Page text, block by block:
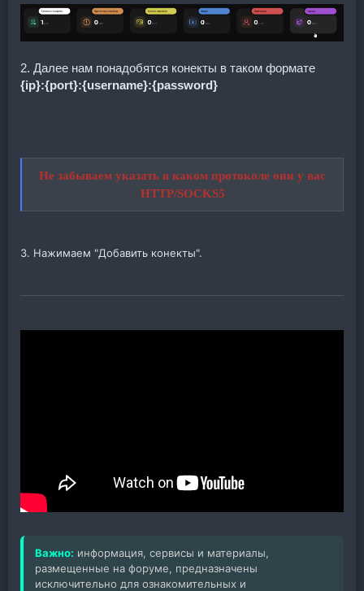
2. Далее нам понадобятся конекты в таком формате
{ip}:{port}:{username}:{password}
Не забываем указать в каком протоколе они у вас
HTTP/SOCKS5
3. Нажимаем "Добавить конекты".
Важно: информация, сервисы и материалы,
размещенные на форуме, предназначены
исключительно для ознакомительных и